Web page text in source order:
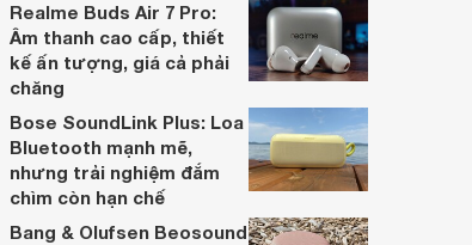
Realme Buds Air 7 Pro:
Âm thanh cao cấp, thiết
kế ấn tượng, giá cả phải
chăng
Bose SoundLink Plus: Loa
Bluetooth mạnh mẽ,
nhưng trải nghiệm đắm
chìm còn hạn chế
Bang & Olufsen Beosound